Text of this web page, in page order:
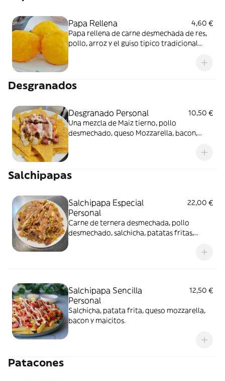
Papa Rellena
4,60 €
Papa rellena de carne desmechada de res,
pollo, arroz y el guiso tipico tradicional
Desgranados
Desgranado Personal
10,50 €
Una mezcla de Maiz tierno, pollo
desmechado, queso Mozzarella, bacon,
Salchipapas
Salchipapa Especial
Personal
22,00 €
Carne de ternera desmechada, pollo
desmechado, salchicha, patatas fritas,
Salchipapa Sencilla
Personal
12,50 €
Salchicha, patata frita, queso mozzarella,
bacon y maicitos.
Patacones